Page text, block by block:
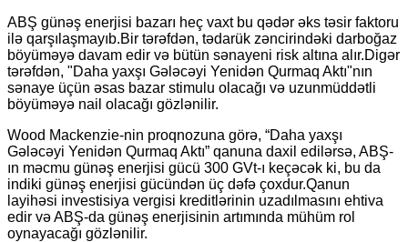
ABŞ günəş enerjisi bazarı heç vaxt bu qədər əks təsir faktoru
ilə qarşılaşmayıb.Bir tərəfdən, tədarük zəncirindəki darboğaz
böyüməyə davam edir və bütün sənayeni risk altına alır.Digər
tərəfdən, "Daha yaxşı Gələcəyi Yenidən Qurmaq Aktı"nın
sənaye üçün əsas bazar stimulu olacağı və uzunmüddətli
böyüməyə nail olacağı gözlənilir.
Wood Mackenzie-nin proqnozuna görə, “Daha yaxşı
Gələcəyi Yenidən Qurmaq Aktı” qanuna daxil edilərsə, ABŞ-
ın məcmu günəş enerjisi gücü 300 GVt-ı keçəcək ki, bu da
indiki günəş enerjisi gücündən üç dəfə çoxdur.Qanun
layihəsi investisiya vergisi kreditlərinin uzadılmasını ehtiva
edir və ABŞ-da günəş enerjisinin artımında mühüm rol
oynayacağı gözlənilir.